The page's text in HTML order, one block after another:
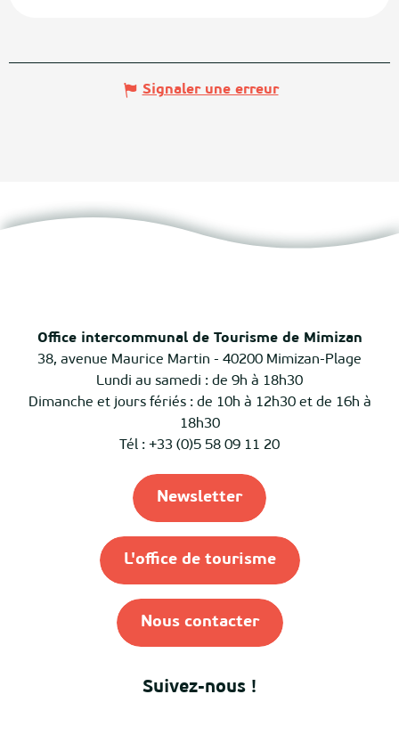
Signaler une erreur
Office intercommunal de Tourisme de Mimizan
38, avenue Maurice Martin - 40200 Mimizan-Plage
Lundi au samedi : de 9h à 18h30
Dimanche et jours fériés : de 10h à 12h30 et de 16h à
18h30
Tél : +33 (0)5 58 09 11 20
Newsletter
L'office de tourisme
Nous contacter
Suivez-nous !